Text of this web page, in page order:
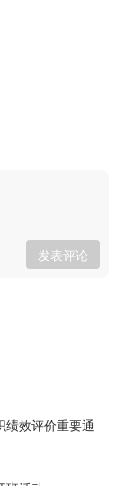
发表评论
绩效评价重要通